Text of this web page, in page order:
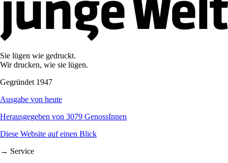
Sie lügen wie gedruckt.
Wir drucken, wie sie lügen.
Gegründet 1947
Ausgabe von heute
Herausgegeben von 3079 GenossInnen
Diese Website auf einen Blick
→ Service